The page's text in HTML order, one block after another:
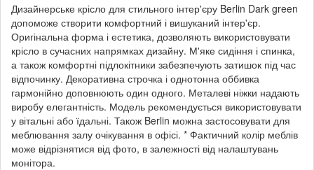
Дизайнерське крісло для стильного інтер'єру Berlin Dark green
допоможе створити комфортний і вишуканий інтер'єр.
Оригінальна форма і естетика, дозволяють використовувати
крісло в сучасних напрямках дизайну. М'яке сидіння і спинка,
а також комфортні підлокітники забезпечують затишок під час
відпочинку. Декоративна строчка і однотонна оббивка
гармонійно доповнюють один одного. Металеві ніжки надають
виробу елегантність. Модель рекомендується використовувати
у вітальні або їдальні. Також Berlin можна застосовувати для
меблювання залу очікування в офісі. * Фактичний колір меблів
може відрізнятися від фото, в залежності від налаштувань
монітора.